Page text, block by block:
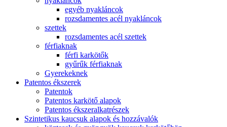
egyéb nyakláncok
rozsdamentes acél nyakláncok
szettek
rozsdamentes acél szettek
férfiaknak
férfi karkötők
gyűrűk férfiaknak
Gyerekeknek
Patentos ékszerek
Patentok
Patentos karkötő alapok
Patentos ékszeralkatrészek
Szintetikus kaucsuk alapok és hozzávalók